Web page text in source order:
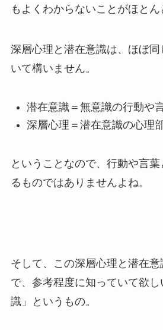
もよくわからないことがほとん
深層心理と潜在意識は、ほぼ
いて構いません。
潜在意識＝無意識の行動や
深層心理＝潜在意識の心理
ということなので、行動や言
るものではありませんよね。
そして、この深層心理と潜在
で、参考程度に知っていて欲
識」というもの。